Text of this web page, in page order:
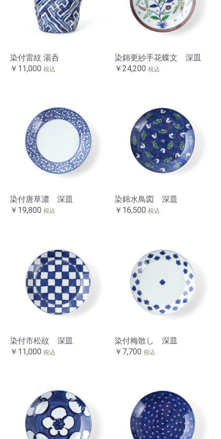
染付雷紋 湯呑
￥11,000 税込
染錦更紗手花蝶文 深皿
￥24,200 税込
染付唐草濃 深皿
￥19,800 税込
染錦水鳥図 深皿
￥16,500 税込
染付市松紋 深皿
￥11,000 税込
染付梅散し 深皿
￥7,700 税込
お買い物を続ける カートへ進む